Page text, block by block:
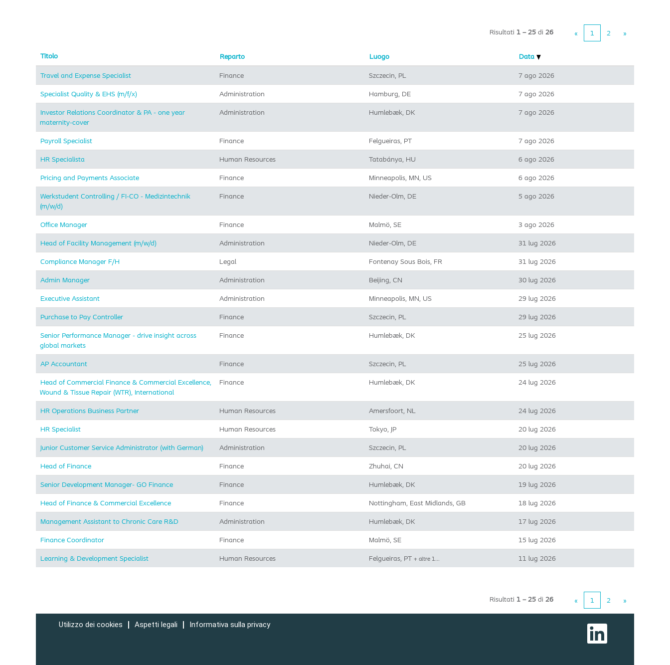
Risultati 1 – 25 di 26 « 1 2 »
Titolo Reparto Luogo Data
Travel and Expense Specialist Finance Szczecin, PL 7 ago 2026
Specialist Quality & EHS (m/f/x) Administration Hamburg, DE 7 ago 2026
Investor Relations Coordinator & PA - one year
maternity-cover
Administration Humlebæk, DK 7 ago 2026
Payroll Specialist Finance Felgueiras, PT 7 ago 2026
HR Specialista Human Resources Tatabánya, HU 6 ago 2026
Pricing and Payments Associate Finance Minneapolis, MN, US 6 ago 2026
Werkstudent Controlling / FI-CO - Medizintechnik
(m/w/d)
Finance Nieder-Olm, DE 5 ago 2026
Office Manager Finance Malmö, SE 3 ago 2026
Head of Facility Management (m/w/d) Administration Nieder-Olm, DE 31 lug 2026
Compliance Manager F/H Legal Fontenay Sous Bois, FR 31 lug 2026
Admin Manager Administration Beijing, CN 30 lug 2026
Executive Assistant Administration Minneapolis, MN, US 29 lug 2026
Purchase to Pay Controller Finance Szczecin, PL 29 lug 2026
Senior Performance Manager - drive insight across
global markets
Finance Humlebæk, DK 25 lug 2026
AP Accountant Finance Szczecin, PL 25 lug 2026
Head of Commercial Finance & Commercial Excellence,
Wound & Tissue Repair (WTR), International
Finance Humlebæk, DK 24 lug 2026
HR Operations Business Partner Human Resources Amersfoort, NL 24 lug 2026
HR Specialist Human Resources Tokyo, JP 20 lug 2026
Junior Customer Service Administrator (with German) Administration Szczecin, PL 20 lug 2026
Head of Finance Finance Zhuhai, CN 20 lug 2026
Senior Development Manager- GO Finance Finance Humlebæk, DK 19 lug 2026
Head of Finance & Commercial Excellence Finance Nottingham, East Midlands, GB 18 lug 2026
Management Assistant to Chronic Care R&D Administration Humlebæk, DK 17 lug 2026
Finance Coordinator Finance Malmö, SE 15 lug 2026
Learning & Development Specialist Human Resources Felgueiras, PT + altre 1… 11 lug 2026
Risultati 1 – 25 di 26 « 1 2 »
Utilizzo dei cookies Aspetti legali Informativa sulla privacy
S